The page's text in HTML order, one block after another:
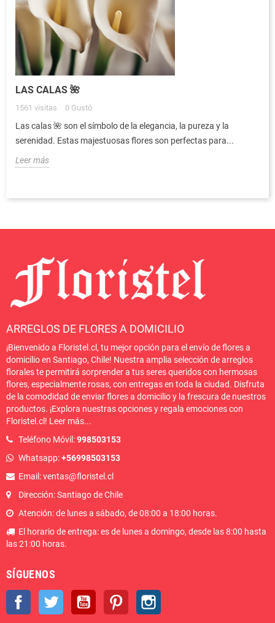
LAS CALAS 🌺
1561 visitas 0 Gustó
Las calas 🌺 son el símbolo de la elegancia, la pureza y la
serenidad. Estas majestuosas flores son perfectas para...
Leer más
ARREGLOS DE FLORES A DOMICILIO
¡Bienvenido a Floristel.cl, tu mejor opción para el envío de flores a
domicilio en Santiago, Chile! Nuestra amplia selección de arreglos
florales te permitirá sorprender a tus seres queridos con hermosas
flores, especialmente rosas, con entregas en toda la ciudad. Disfruta
de la comodidad de enviar flores a domicilio y la frescura de nuestros
productos. ¡Explora nuestras opciones y regala emociones con
Floristel.cl! Leer más...
Teléfono Móvil:998503153
Whatsapp:+56998503153
Email: ventas@floristel.cl
Dirección: Santiago de Chile
Atención: de lunes a sábado, de 08:00 a 18:00 horas.
El horario de entrega: es de lunes a domingo, desde las 8:00 hasta
las 21:00 horas.
SÍGUENOS
Facebook Twitter YouTube Pinterest